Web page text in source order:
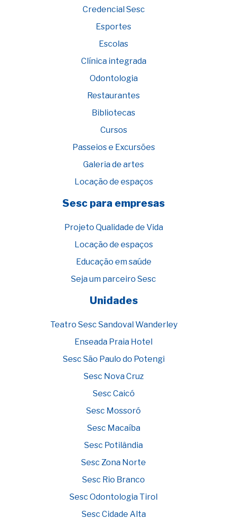
Credencial Sesc
Esportes
Escolas
Clínica integrada
Odontologia
Restaurantes
Bibliotecas
Cursos
Passeios e Excursões
Galeria de artes
Locação de espaços
Sesc para empresas
Projeto Qualidade de Vida
Locação de espaços
Educação em saúde
Seja um parceiro Sesc
Unidades
Teatro Sesc Sandoval Wanderley
Enseada Praia Hotel
Sesc São Paulo do Potengi
Sesc Nova Cruz
Sesc Caicó
Sesc Mossoró
Sesc Macaíba
Sesc Potilândia
Sesc Zona Norte
Sesc Rio Branco
Sesc Odontologia Tirol
Sesc Cidade Alta